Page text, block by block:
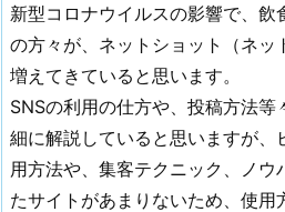
新型コロナウイルスの影響で、飲
の方々が、ネットショット（ネッ
増えてきていると思います。
SNSの利用の仕方や、投稿方法
細に解説していると思いますが、
用方法や、集客テクニック、ノウ
たサイトがあまりないため、使用